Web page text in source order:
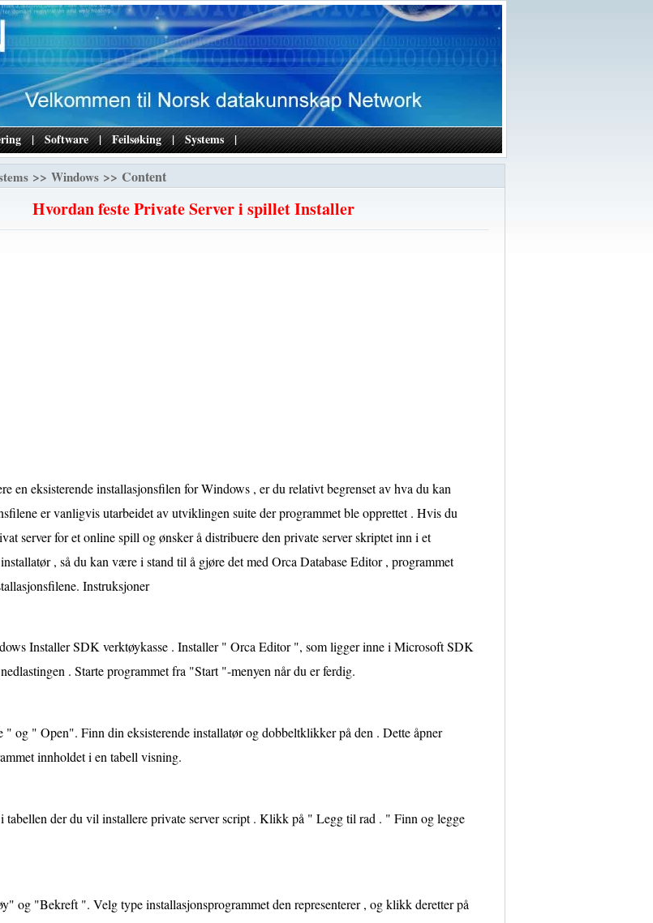
| Software | Feilsøking | Systems |
>> Windows >> Content
Hvordan feste Private Server i spillet Installer
en eksisterende installasjonsfilen for Windows , er du relativt begrenset av hva du kan
er vanligvis utarbeidet av utviklingen suite der programmet ble opprettet . Hvis du
server for et online spill og ønsker å distribuere den private server skriptet inn i et
, så du kan være i stand til å gjøre det med Orca Database Editor , programmet
Instruksjoner
Installer SDK verktøykasse . Installer " Orca Editor ", som ligger inne i Microsoft SDK
. Starte programmet fra "Start "-menyen når du er ferdig.
og " Open". Finn din eksisterende installatør og dobbeltklikker på den . Dette åpner
innholdet i en tabell visning.
tabellen der du vil installere private server script . Klikk på " Legg til rad . " Finn og legge
og "Bekreft ". Velg type installasjonsprogrammet den representerer , og klikk deretter på